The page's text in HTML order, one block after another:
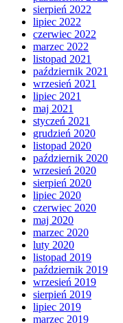
sierpień 2022
lipiec 2022
czerwiec 2022
marzec 2022
listopad 2021
październik 2021
wrzesień 2021
lipiec 2021
maj 2021
styczeń 2021
grudzień 2020
listopad 2020
październik 2020
wrzesień 2020
sierpień 2020
lipiec 2020
czerwiec 2020
maj 2020
marzec 2020
luty 2020
listopad 2019
październik 2019
wrzesień 2019
sierpień 2019
lipiec 2019
marzec 2019